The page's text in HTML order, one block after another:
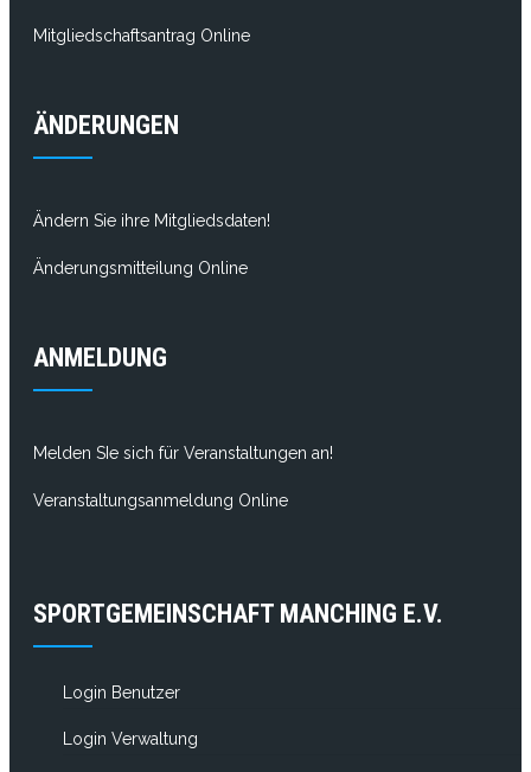
Mitgliedschaftsantrag Online
ÄNDERUNGEN
Ändern Sie ihre Mitgliedsdaten!
Änderungsmitteilung Online
ANMELDUNG
Melden SIe sich für Veranstaltungen an!
Veranstaltungsanmeldung Online
SPORTGEMEINSCHAFT MANCHING E.V.
Login Benutzer
Login Verwaltung